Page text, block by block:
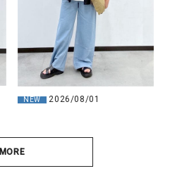
NEW 2026/08/01
MORE